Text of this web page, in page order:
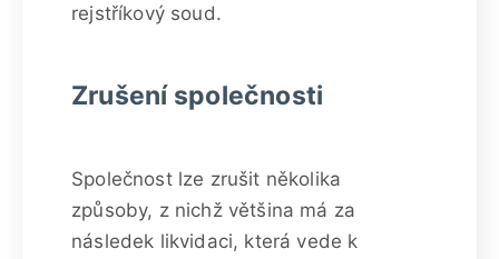
rejstříkový soud.
Zrušení společnosti
Společnost lze zrušit několika
způsoby, z nichž většina má za
následek likvidaci, která vede k